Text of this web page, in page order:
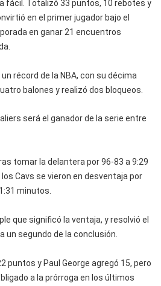
fácil. Totalizó 33 puntos, 10 rebotes y
en el primer jugador bajo el
en ganar 21 encuentros
récord de la NBA, con su décima
balones y realizó dos bloqueos.
será el ganador de la serie entre
tomar la delantera por 96-83 a 9:29
Cavs se vieron en desventaja por
minutos.
que significó la ventaja, y resolvió el
un segundo de la conclusión.
puntos y Paul George agregó 15, pero
a la prórroga en los últimos